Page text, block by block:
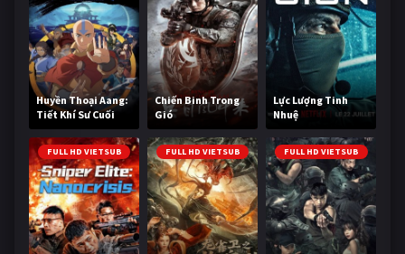
Huyền Thoại Aang:
Tiết Khí Sư Cuối
Cùng
Chiến Binh Trong
Gió
Lực Lượng Tinh
Nhuệ
FULL HD VIETSUB FULL HD VIETSUB FULL HD VIETSUB